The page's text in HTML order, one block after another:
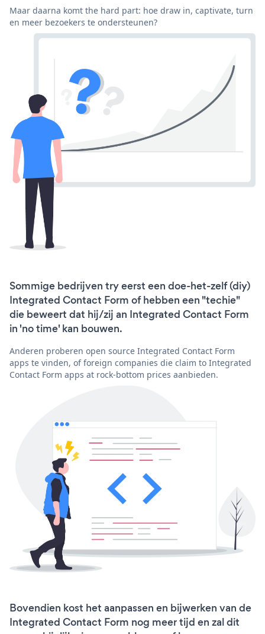
Maar daarna komt the hard part: hoe draw in, captivate, turn
en meer bezoekers te ondersteunen?
Sommige bedrijven try eerst een doe-het-zelf (diy)
Integrated Contact Form of hebben een "techie"
die beweert dat hij/zij an Integrated Contact Form
in 'no time' kan bouwen.
Anderen proberen open source Integrated Contact Form
apps te vinden, of foreign companies die claim to Integrated
Contact Form apps at rock-bottom prices aanbieden.
Bovendien kost het aanpassen en bijwerken van de
Integrated Contact Form nog meer tijd en zal dit